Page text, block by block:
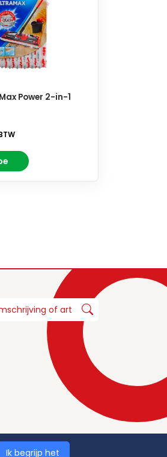
Power 2-in-1
Ik begrijp het